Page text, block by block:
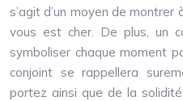
s’agit d’un moyen de
vous est cher. De plus, un
symboliser chaque moment
conjoint se rappellera
portez ainsi que de la